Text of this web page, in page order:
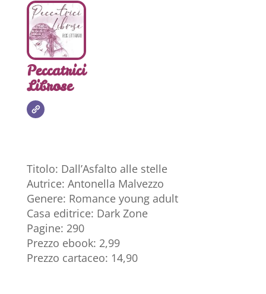
Peccatrici
Librose
Titolo: Dall’Asfalto alle stelle
Autrice: Antonella Malvezzo
Genere: Romance young adult
Casa editrice: Dark Zone
Pagine: 290
Prezzo ebook: 2,99
Prezzo cartaceo: 14,90